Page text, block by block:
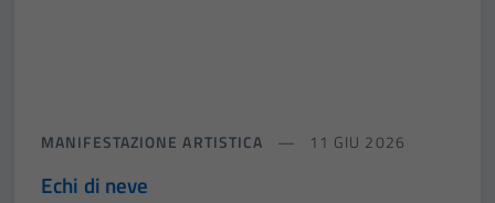
MANIFESTAZIONE ARTISTICA 11 GIU 2026
Echi di neve